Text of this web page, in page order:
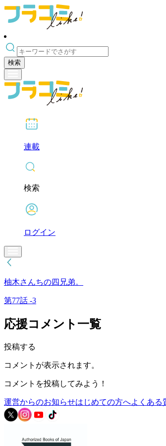
検索
連載
検索
ログイン
柚木さんちの四兄弟。
第77話 -3
応援コメント一覧
投稿する
コメントが表示されます。
コメントを投稿してみよう！
運営からのお知らせはじめての方へよくある